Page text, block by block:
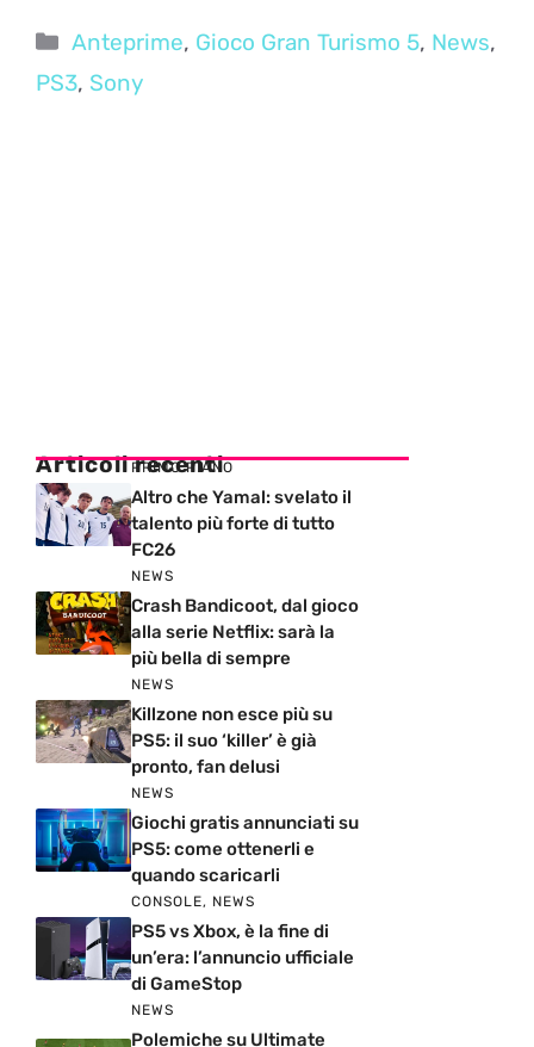
Categorie
Anteprime, Gioco Gran Turismo 5, News,
PS3, Sony
Articoli recenti
PRIMO PIANO
Altro che Yamal: svelato il
talento più forte di tutto
FC26
NEWS
Crash Bandicoot, dal gioco
alla serie Netflix: sarà la
più bella di sempre
NEWS
Killzone non esce più su
PS5: il suo ‘killer’ è già
pronto, fan delusi
NEWS
Giochi gratis annunciati su
PS5: come ottenerli e
quando scaricarli
CONSOLE, NEWS
PS5 vs Xbox, è la fine di
un’era: l’annuncio ufficiale
di GameStop
NEWS
Polemiche su Ultimate